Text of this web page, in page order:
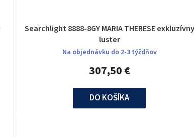
Searchlight 8888-8GY MARIA THERESE exkluzívny
luster
Na objednávku do 2-3 týždňov
307,50 €
DO KOŠÍKA